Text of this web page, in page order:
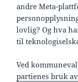
andre Meta-
lovlig? Og hva
til
Ved
partienes bruk